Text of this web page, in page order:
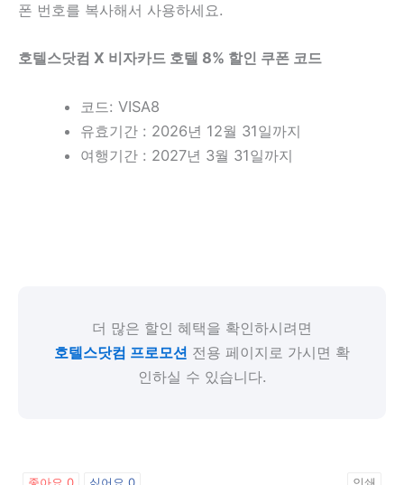
폰 번호를 복사해서 사용하세요.
호텔스닷컴 X 비자카드 호텔 8% 할인 쿠폰 코드
코드: VISA8
유효기간 : 2026년 12월 31일까지
여행기간 : 2027년 3월 31일까지
더 많은 할인 혜택을 확인하시려면
호텔스닷컴 프로모션 전용 페이지로 가시면 확
인하실 수 있습니다.